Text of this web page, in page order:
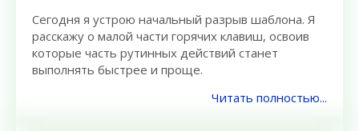
Сегодня я устрою начальный разрыв шаблона. Я
расскажу о малой части горячих клавиш, освоив
которые часть рутинных действий станет
выполнять быстрее и проще.
Читать полностью...